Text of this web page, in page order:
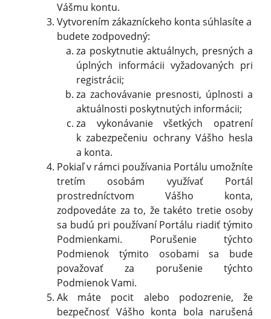
Vášmu kontu.
Vytvorením zákazníckeho konta súhlasíte a
budete zodpovedný:
za poskytnutie aktuálnych, presných a
úplných informácii vyžadovaných pri
registrácii;
za zachovávanie presnosti, úplnosti a
aktuálnosti poskytnutých informácii;
za vykonávanie všetkých opatrení
k zabezpečeniu ochrany Vášho hesla
a konta.
Pokiaľ v rámci používania Portálu umožníte
tretím osobám využívať Portál
prostredníctvom Vášho konta,
zodpovedáte za to, že takéto tretie osoby
sa budú pri používaní Portálu riadiť týmito
Podmienkami. Porušenie týchto
Podmienok týmito osobami sa bude
považovať za porušenie týchto
Podmienok Vami.
Ak máte pocit alebo podozrenie, že
bezpečnosť Vášho konta bola narušená